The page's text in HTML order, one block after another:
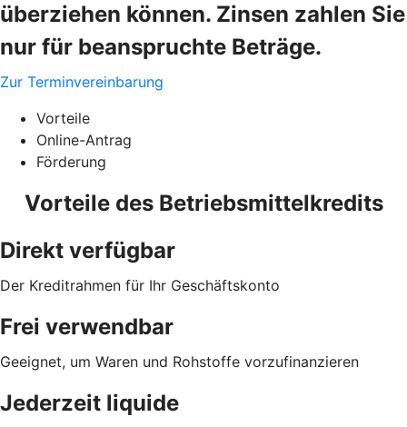
überziehen können. Zinsen zahlen Sie
nur für beanspruchte Beträge.
Zur Terminvereinbarung
Vorteile
Online-Antrag
Förderung
Vorteile des Betriebsmittelkredits
Direkt verfügbar
Der Kreditrahmen für Ihr Geschäftskonto
Frei verwendbar
Geeignet, um Waren und Rohstoffe vorzufinanzieren
Jederzeit liquide